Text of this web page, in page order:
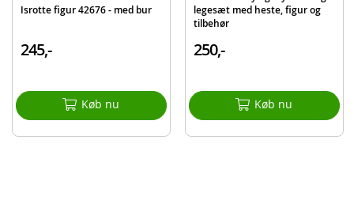
EAN 4059433771762
Isrotte figur 42676 - med bur
245,-
Køb nu
legesæt med heste, figur og
tilbehør
250,-
Køb nu